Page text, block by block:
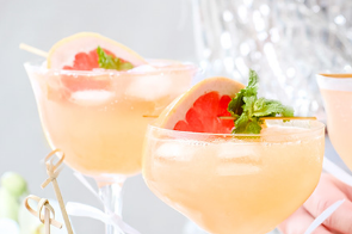
ELLE MAT & VIN